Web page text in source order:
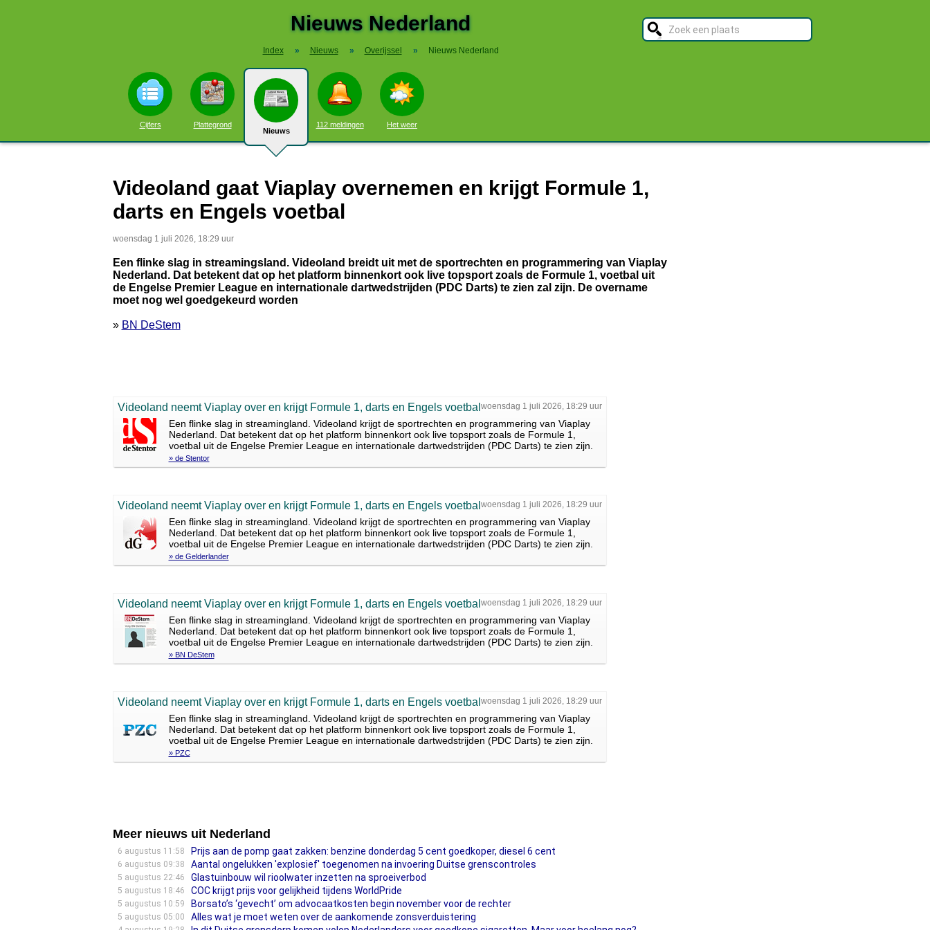
Nieuws Nederland
Index » Nieuws » Overijssel » Nieuws Nederland
Cijfers Plattegrond
Nieuws
112 meldingen Het weer
Videoland gaat Viaplay overnemen en krijgt Formule 1,
darts en Engels voetbal
woensdag 1 juli 2026, 18:29 uur
Een flinke slag in streamingsland. Videoland breidt uit met de sportrechten en programmering van Viaplay
Nederland. Dat betekent dat op het platform binnenkort ook live topsport zoals de Formule 1, voetbal uit
de Engelse Premier League en internationale dartwedstrijden (PDC Darts) te zien zal zijn. De overname
moet nog wel goedgekeurd worden
» BN DeStem
woensdag 1 juli 2026, 18:29 uur
Videoland neemt Viaplay over en krijgt Formule 1, darts en Engels voetbal
Een flinke slag in streamingland. Videoland krijgt de sportrechten en programmering van Viaplay
Nederland. Dat betekent dat op het platform binnenkort ook live topsport zoals de Formule 1,
voetbal uit de Engelse Premier League en internationale dartwedstrijden (PDC Darts) te zien zijn.
» de Stentor
woensdag 1 juli 2026, 18:29 uur
Videoland neemt Viaplay over en krijgt Formule 1, darts en Engels voetbal
Een flinke slag in streamingland. Videoland krijgt de sportrechten en programmering van Viaplay
Nederland. Dat betekent dat op het platform binnenkort ook live topsport zoals de Formule 1,
voetbal uit de Engelse Premier League en internationale dartwedstrijden (PDC Darts) te zien zijn.
» de Gelderlander
woensdag 1 juli 2026, 18:29 uur
Videoland neemt Viaplay over en krijgt Formule 1, darts en Engels voetbal
Een flinke slag in streamingland. Videoland krijgt de sportrechten en programmering van Viaplay
Nederland. Dat betekent dat op het platform binnenkort ook live topsport zoals de Formule 1,
voetbal uit de Engelse Premier League en internationale dartwedstrijden (PDC Darts) te zien zijn.
» BN DeStem
woensdag 1 juli 2026, 18:29 uur
Videoland neemt Viaplay over en krijgt Formule 1, darts en Engels voetbal
Een flinke slag in streamingland. Videoland krijgt de sportrechten en programmering van Viaplay
Nederland. Dat betekent dat op het platform binnenkort ook live topsport zoals de Formule 1,
voetbal uit de Engelse Premier League en internationale dartwedstrijden (PDC Darts) te zien zijn.
» PZC
Meer nieuws uit Nederland
6 augustus 11:58 Prijs aan de pomp gaat zakken: benzine donderdag 5 cent goedkoper, diesel 6 cent
6 augustus 09:38 Aantal ongelukken 'explosief' toegenomen na invoering Duitse grenscontroles
5 augustus 22:46 Glastuinbouw wil rioolwater inzetten na sproeiverbod
5 augustus 18:46 COC krijgt prijs voor gelijkheid tijdens WorldPride
5 augustus 10:59 Borsato’s ‘gevecht’ om advocaatkosten begin november voor de rechter
5 augustus 05:00 Alles wat je moet weten over de aankomende zonsverduistering